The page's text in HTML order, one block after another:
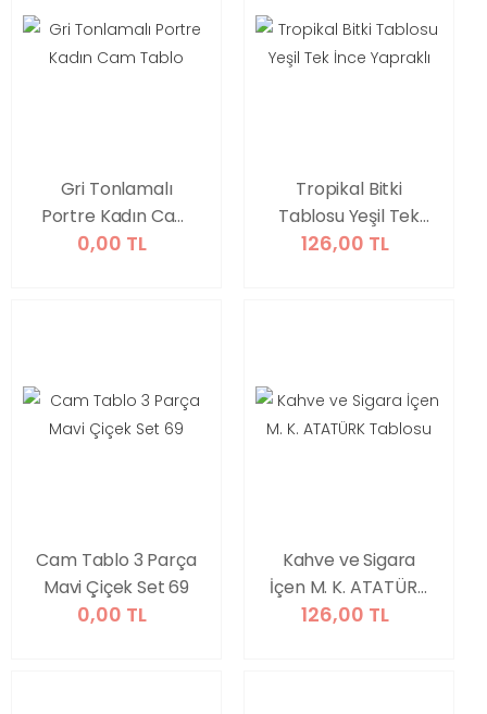
Gri Tonlamalı
Portre Kadın Cam
Tablo
0,00 TL
Tropikal Bitki
Tablosu Yeşil Tek
İnce Yapraklı
126,00 TL
Cam Tablo 3 Parça
Mavi Çiçek Set 69
0,00 TL
Kahve ve Sigara
İçen M. K. ATATÜRK
Tablosu
126,00 TL